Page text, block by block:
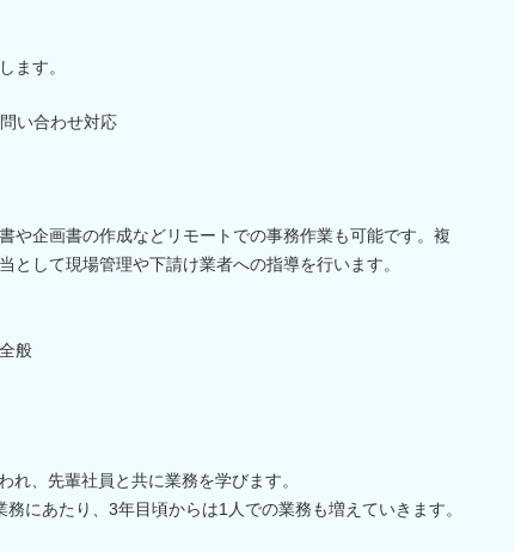
ます。
い合わせ対応
や企画書の作成などリモートでの事務作業も可能です。複
として現場管理や下請け業者への指導を行います。
般
れ、先輩社員と共に業務を学びます。
にあたり、3年目頃からは1人での業務も増えていきます。